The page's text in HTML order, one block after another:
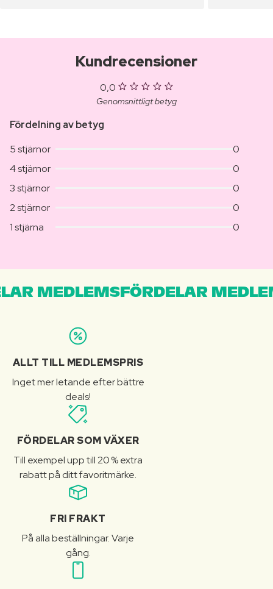
Kundrecensioner
0,0
Genomsnittligt betyg
Fördelning av betyg
5 stjärnor
0
4 stjärnor
0
3 stjärnor
0
2 stjärnor
0
1 stjärna
0
MEDLEMSFÖRDELAR
ALLT TILL MEDLEMSPRIS
Inget mer letande efter bättre
deals!
FÖRDELAR SOM VÄXER
Till exempel upp till 20 % extra
rabatt på ditt favoritmärke.
FRI FRAKT
På alla beställningar. Varje
gång.